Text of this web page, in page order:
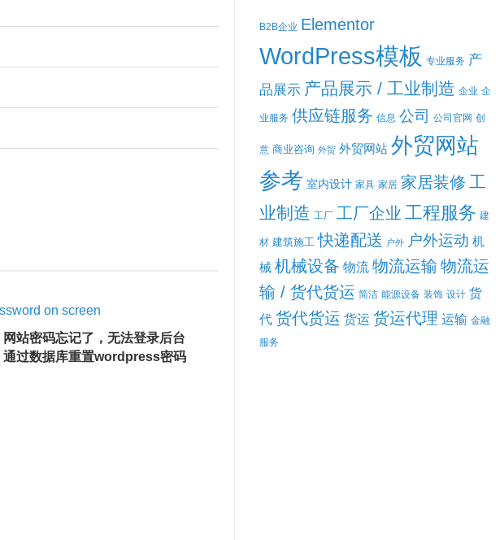
网站密码忘记了，无法登录后台
通过数据库重置wordpress密码
B2B企业 Elementor
WordPress模板 专业服务 产
品展示 产品展示 / 工业制造 企业 企
业服务 供应链服务 信息 公司 公司官网 创
意 商业咨询 外贸 外贸网站 外贸网站
参考 室内设计 家具 家居 家居装修 工
业制造 工厂 工厂企业 工程服务 建
材 建筑施工 快递配送 户外 户外运动 机
械 机械设备 物流 物流运输 物流运
输 / 货代货运 简洁 能源设备 装饰 设计 货
代 货代货运 货运 货运代理 运输 金融
服务